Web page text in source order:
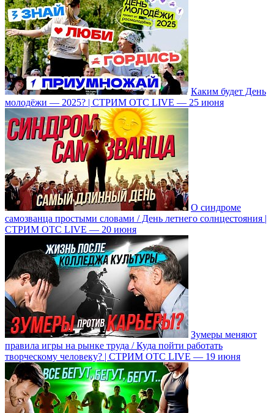
Каким будет День
молодёжи — 2025? | СТРИМ ОТС LIVE — 25 июня
О синдроме
самозванца простыми словами / День летнего солнцестояния |
СТРИМ ОТС LIVE — 20 июня
Зумеры меняют
правила игры на рынке труда / Куда пойти работать
творческому человеку? | СТРИМ ОТС LIVE — 19 июня